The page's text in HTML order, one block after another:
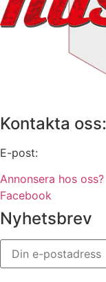
Kontakta oss:
E-post:
Annonsera hos oss?
Facebook
Nyhetsbrev